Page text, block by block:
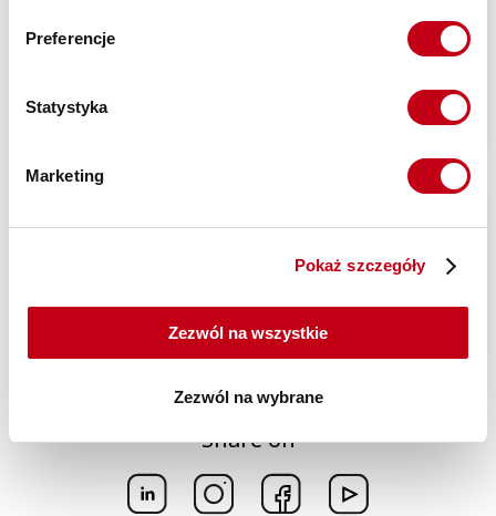
Preferencje
Statystyka
Marketing
Pokaż szczegóły
Zezwól na wszystkie
Zezwól na wybrane
Linkedin Instagram
Share on